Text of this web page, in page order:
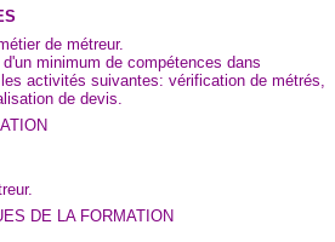
de métreur.
minimum de compétences dans
les activités suivantes: vérification de métrés,
de devis.
DE LA FORMATION